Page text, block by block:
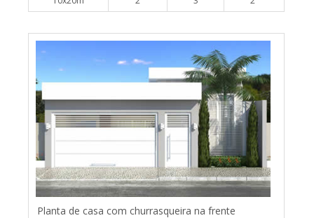
Planta de casa com churrasqueira na frente